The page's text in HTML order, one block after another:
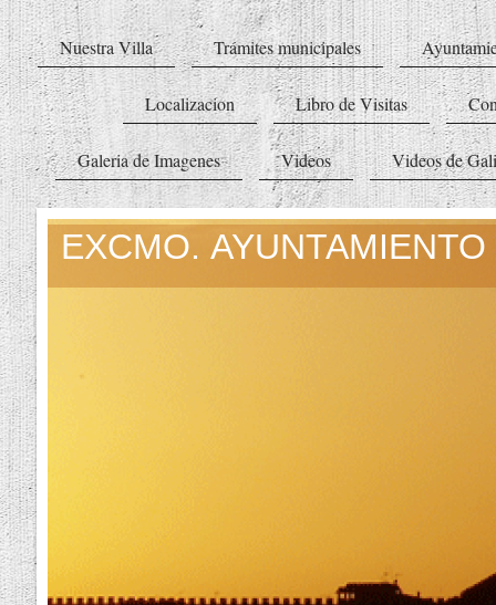
Nuestra Villa Trámites municipales
Localizacion Libro de Visitas
Galeria de Imagenes Videos Videos de
EXCMO.